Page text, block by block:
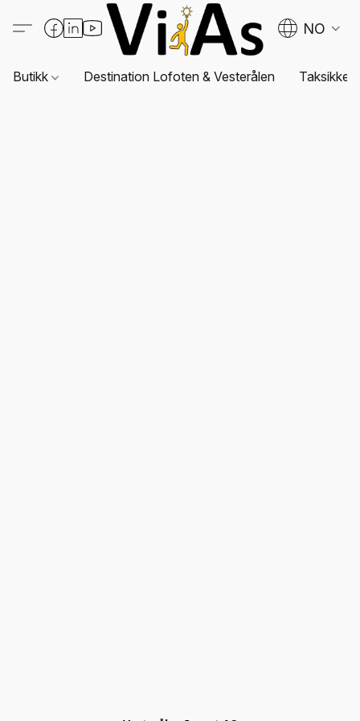
NO
Butikk Destination Lofoten & Vesterålen